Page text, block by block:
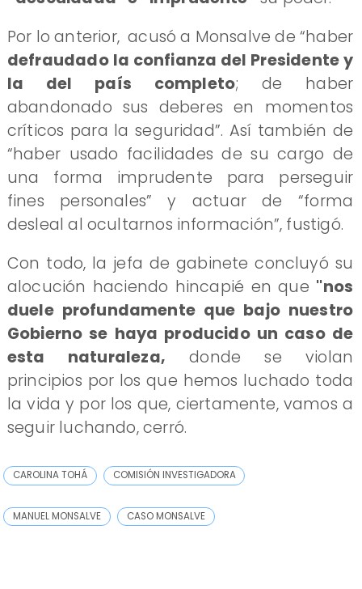
Por lo anterior, acusó a Monsalve de “haber
defraudado la confianza del Presidente y
la del país completo; de haber
abandonado sus deberes en momentos
críticos para la seguridad”. Así también de
“haber usado facilidades de su cargo de
una forma imprudente para perseguir
fines personales” y actuar de “forma
desleal al ocultarnos información”, fustigó.
Con todo, la jefa de gabinete concluyó su
alocución haciendo hincapié en que ''nos
duele profundamente que bajo nuestro
Gobierno se haya producido un caso de
esta naturaleza, donde se violan
principios por los que hemos luchado toda
la vida y por los que, ciertamente, vamos a
seguir luchando, cerró.
CAROLINA TOHÁ COMISIÓN INVESTIGADORA
MANUEL MONSALVE CASO MONSALVE